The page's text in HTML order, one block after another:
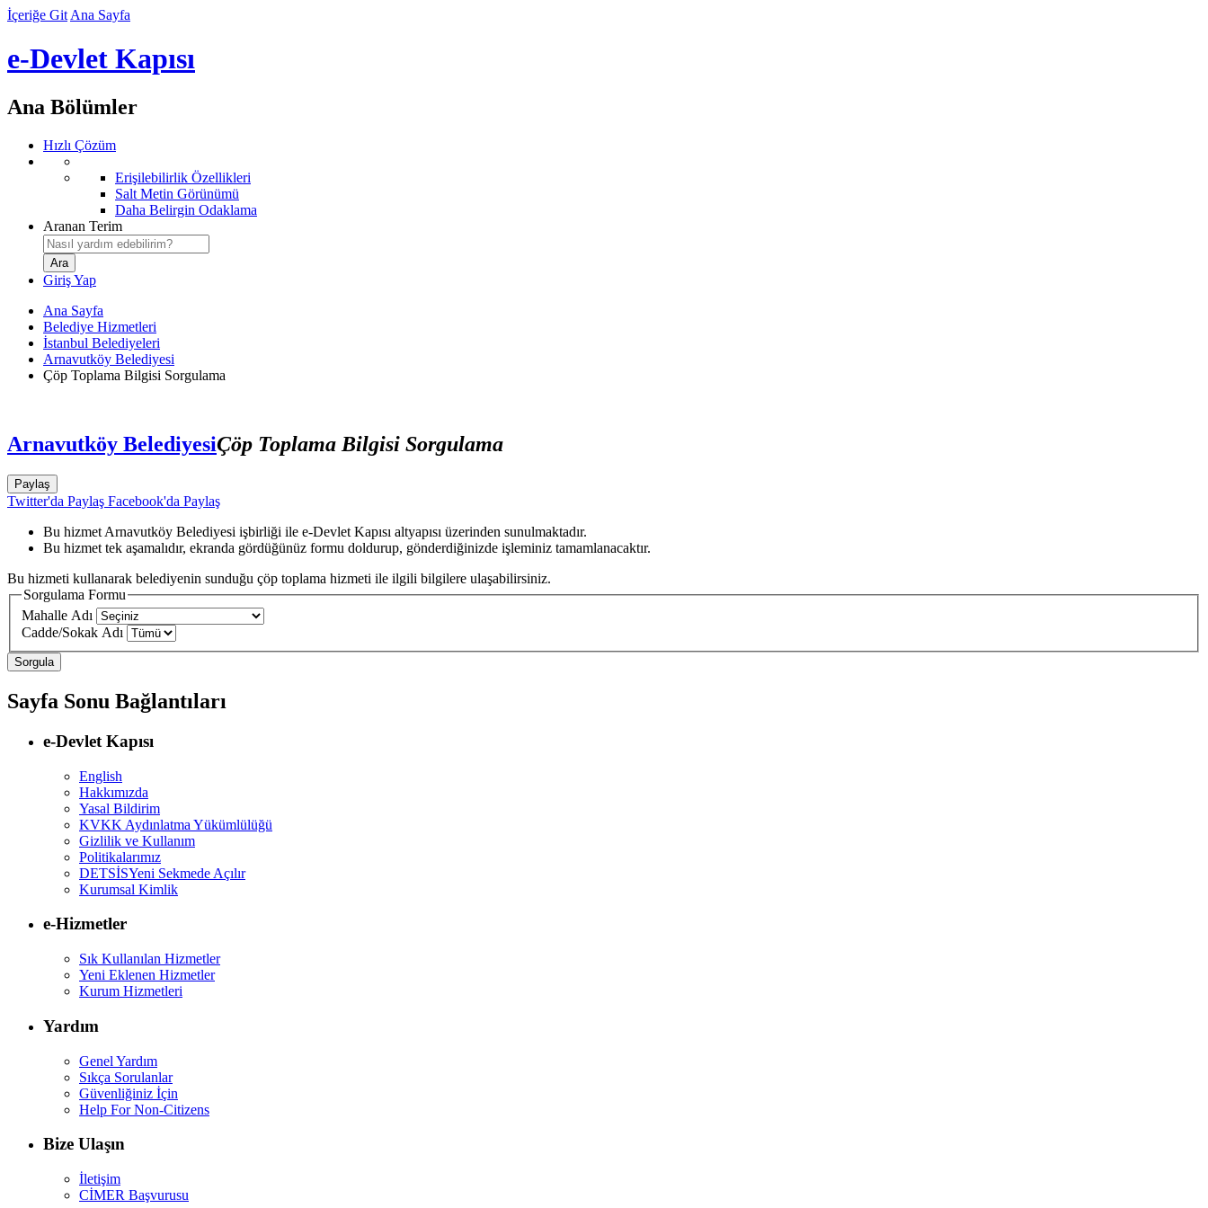
İçeriğe Git Ana Sayfa
e-Devlet Kapısı
Ana Bölümler
Hızlı Çözüm
Erişilebilirlik Özellikleri
Salt Metin Görünümü
Daha Belirgin Odaklama
Aranan Terim
Giriş Yap
Ana Sayfa
Belediye Hizmetleri
İstanbul Belediyeleri
Arnavutköy Belediyesi
Çöp Toplama Bilgisi Sorgulama
Arnavutköy BelediyesiÇöp Toplama Bilgisi Sorgulama
Paylaş
Twitter'da Paylaş Facebook'da Paylaş
Bu hizmet Arnavutköy Belediyesi işbirliği ile e-Devlet Kapısı altyapısı üzerinden sunulmaktadır.
Bu hizmet tek aşamalıdır, ekranda gördüğünüz formu doldurup, gönderdiğinizde işleminiz tamamlanacaktır.
Bu hizmeti kullanarak belediyenin sunduğu çöp toplama hizmeti ile ilgili bilgilere ulaşabilirsiniz.
Sorgulama Formu
Mahalle Adı
Cadde/Sokak Adı
Sayfa Sonu Bağlantıları
e-Devlet Kapısı
English
Hakkımızda
Yasal Bildirim
KVKK Aydınlatma Yükümlülüğü
Gizlilik ve Kullanım
Politikalarımız
DETSİSYeni Sekmede Açılır
Kurumsal Kimlik
e-Hizmetler
Sık Kullanılan Hizmetler
Yeni Eklenen Hizmetler
Kurum Hizmetleri
Yardım
Genel Yardım
Sıkça Sorulanlar
Güvenliğiniz İçin
Help For Non-Citizens
Bize Ulaşın
İletişim
CİMER Başvurusu